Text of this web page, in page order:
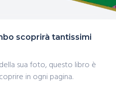
scoprirà tantissimi
sua foto, questo libro è
in ogni pagina.